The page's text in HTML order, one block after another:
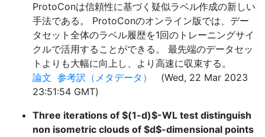
ProtoConは信頼性に基づく疑似ラベル作成の新しい
手法である。 ProtoConのオンライン版では、デー
タセット全体のラベル履歴を1回のトレーニングサイ
クルで活用することができる。 最先端のデータセッ
トよりも大幅に向上し、より高速に収束する。
論文 参考訳（メタデータ）
(Wed, 22 Mar 2023
23:51:54 GMT)
Three iterations of $(1-d)$-WL test distinguish
non isometric clouds of $d$-dimensional points